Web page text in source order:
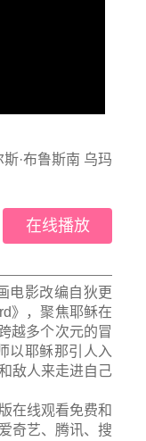
·布鲁斯南 乌玛
在线播放
电影改编自狄更
》，聚焦耶稣在
越多个次元的冒
以耶稣那引人入
敌人来走进自己
在线观看免费和
奇艺、腾讯、搜